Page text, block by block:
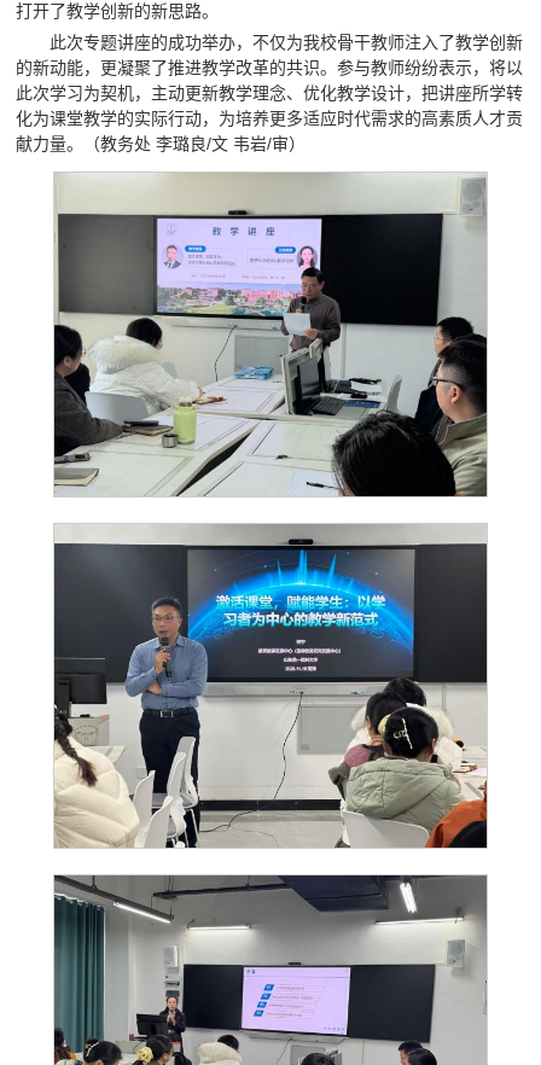
打开了教学创新的新思路。
此次专题讲座的成功举办，不仅为我校骨干教师注入了教学创新
的新动能，更凝聚了推进教学改革的共识。参与教师纷纷表示，将以
此次学习为契机，主动更新教学理念、优化教学设计，把讲座所学转
化为课堂教学的实际行动，为培养更多适应时代需求的高素质人才贡
献力量。（教务处 李璐良/文 韦岩/审）